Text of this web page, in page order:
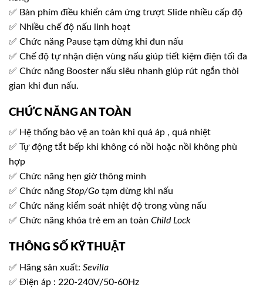
✅ Bàn phím điều khiển cảm ứng trượt Slide nhiều cấp độ
✅ Nhiều chế độ nấu linh hoạt
✅ Chức năng Pause tạm dừng khi đun nấu
✅ Chế độ tự nhận diện vùng nấu giúp tiết kiệm điện tối đa
✅ Chức năng Booster nấu siêu nhanh giúp rút ngắn thòi
gian khi đun nấu.
CHỨC NĂNG AN TOÀN
✅ Hệ thống bảo vệ an toàn khi quá áp , quá nhiệt
✅ Tự động tắt bếp khi không có nồi hoặc nồi không phù
hợp
✅ Chức năng hẹn giờ thông minh
✅ Chức năng Stop/Go tạm dừng khi nấu
✅ Chức năng kiểm soát nhiệt độ trong vùng nấu
✅ Chức năng khóa trẻ em an toàn Child Lock
THÔNG SỐ KỸ THUẬT
✅ Hãng sản xuất: Sevilla
✅ Điện áp : 220-240V/50-60Hz